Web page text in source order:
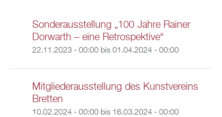
Sonderausstellung „100 Jahre Rainer
Dorwarth – eine Retrospektive“
22.11.2023 - 00:00bis 01.04.2024 - 00:00
Mitgliederausstellung des Kunstvereins
Bretten
10.02.2024 - 00:00bis 16.03.2024 - 00:00